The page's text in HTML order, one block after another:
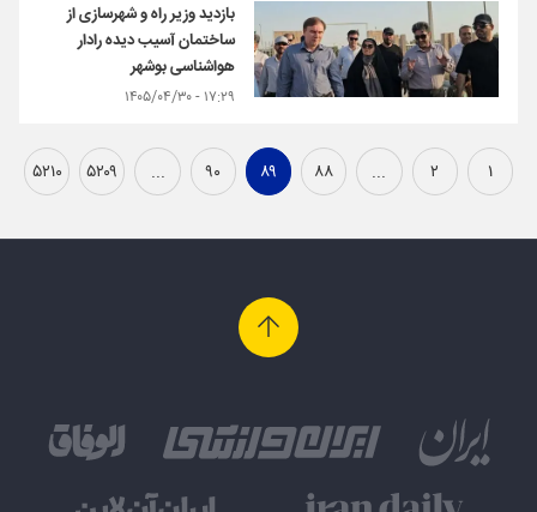
بازدید وزیر راه و شهرسازی از
ساختمان آسیب دیده رادار
هواشناسی بوشهر
۱۷:۲۹ - ۱۴۰۵/۰۴/۳۰
۱ ۲ ... ۸۸ ۸۹ ۹۰ ... ۵۲۰۹ ۵۲۱۰